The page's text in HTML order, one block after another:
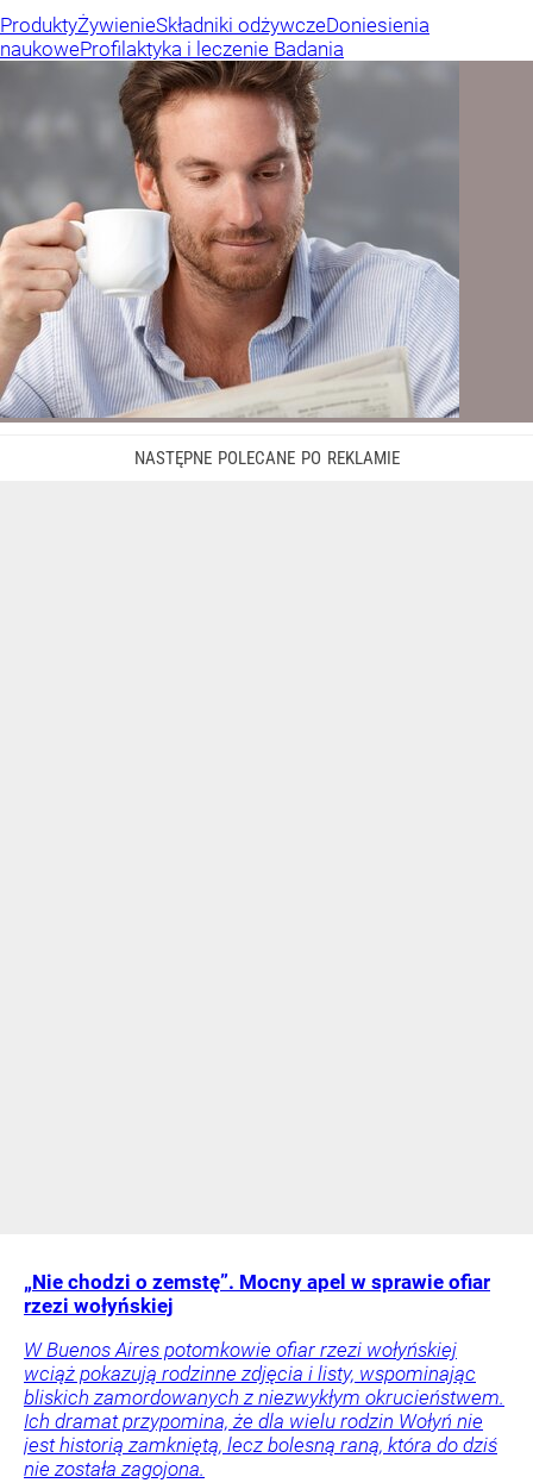
ProduktyŻywienieSkładniki odżywczeDoniesienia
naukoweProfilaktyka i leczenie Badania
„Nie chodzi o zemstę”. Mocny apel w sprawie ofiar
rzezi wołyńskiej
W Buenos Aires potomkowie ofiar rzezi wołyńskiej
wciąż pokazują rodzinne zdjęcia i listy, wspominając
bliskich zamordowanych z niezwykłym okrucieństwem.
Ich dramat przypomina, że dla wielu rodzin Wołyń nie
jest historią zamkniętą, lecz bolesną raną, która do dziś
nie została zagojona.